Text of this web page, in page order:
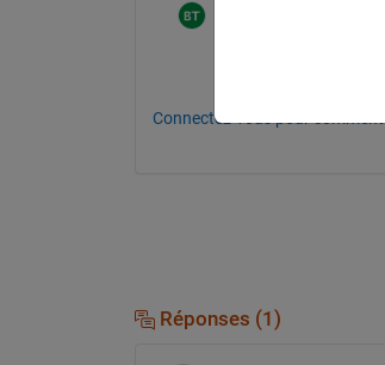
Connectez-vous pour
Réponses (1)